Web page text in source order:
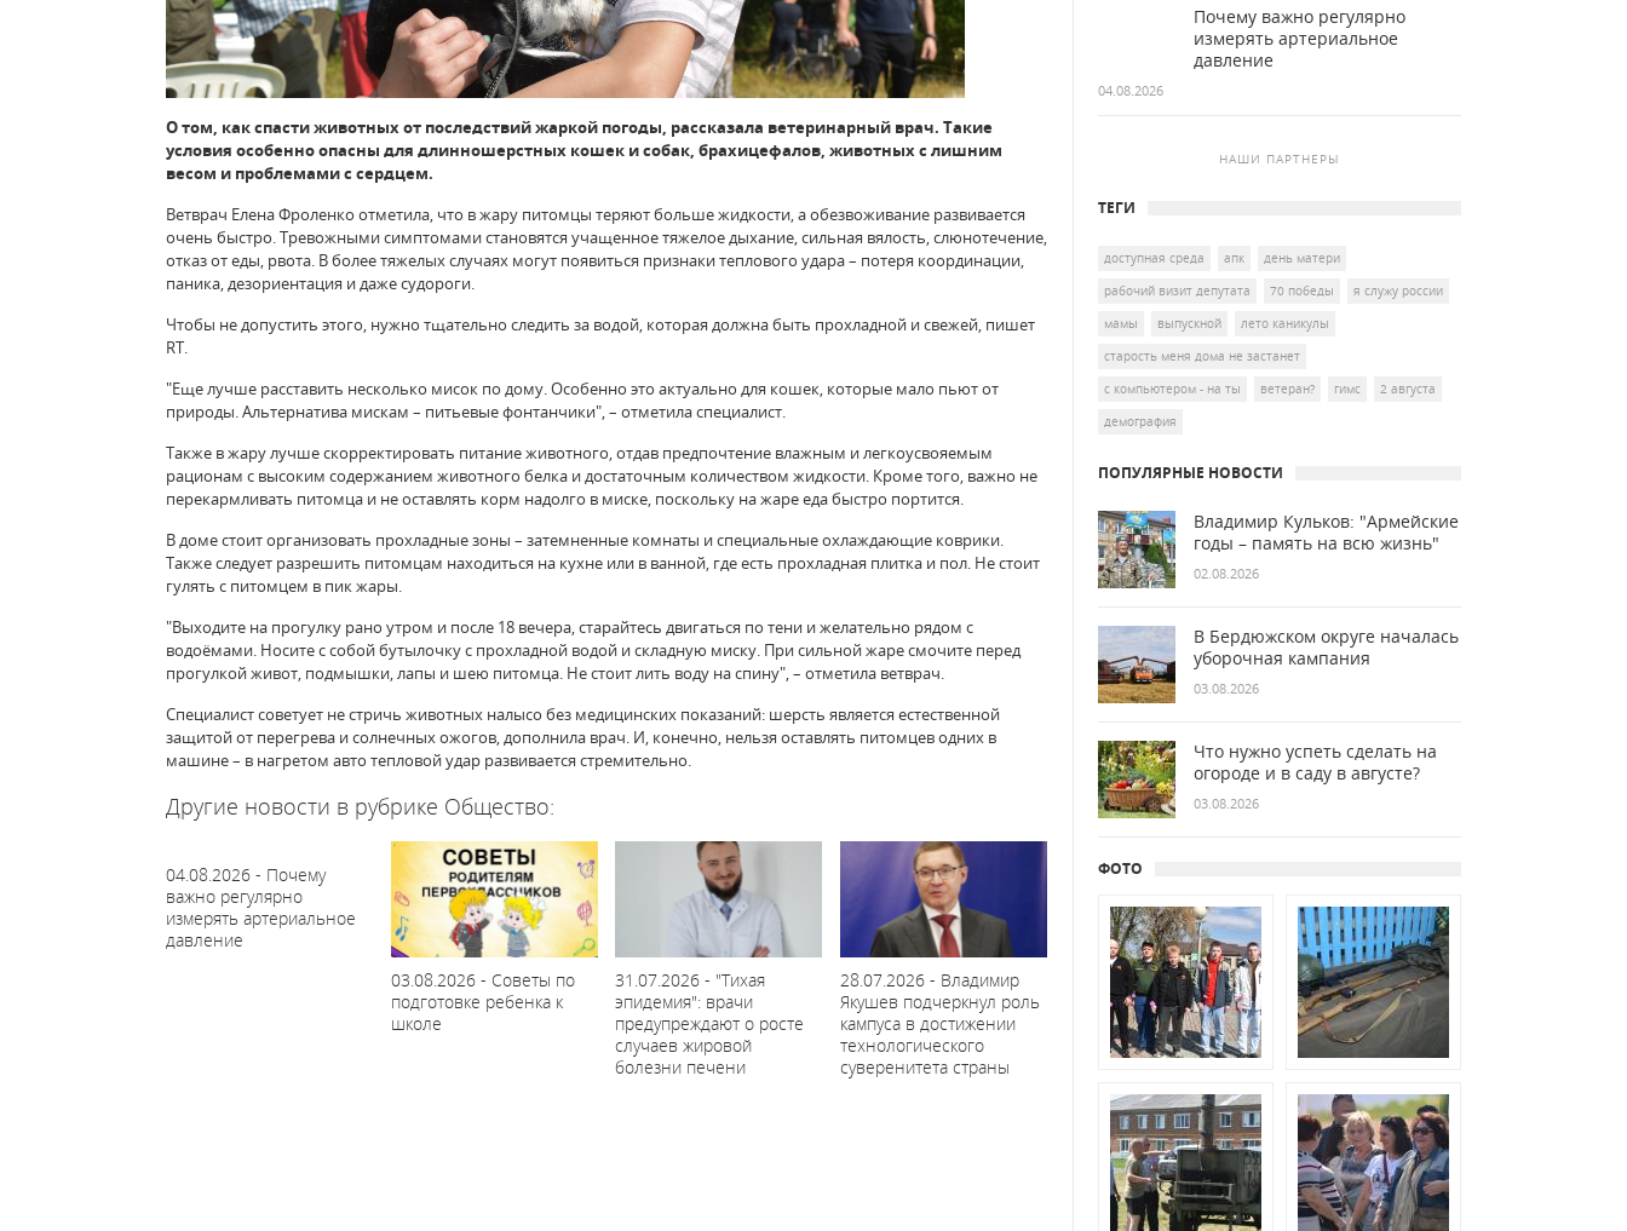
О том, как спасти животных от последствий жаркой погоды, рассказала ветеринарный врач. Такие
условия особенно опасны для длинношерстных кошек и собак, брахицефалов, животных с лишним
весом и проблемами с сердцем.
Ветврач Елена Фроленко отметила, что в жару питомцы теряют больше жидкости, а обезвоживание развивается
очень быстро. Тревожными симптомами становятся учащенное тяжелое дыхание, сильная вялость, слюнотечение,
отказ от еды, рвота. В более тяжелых случаях могут появиться признаки теплового удара – потеря координации,
паника, дезориентация и даже судороги.
Чтобы не допустить этого, нужно тщательно следить за водой, которая должна быть прохладной и свежей, пишет
RT.
"Еще лучше расставить несколько мисок по дому. Особенно это актуально для кошек, которые мало пьют от
природы. Альтернатива мискам – питьевые фонтанчики", – отметила специалист.
Также в жару лучше скорректировать питание животного, отдав предпочтение влажным и легкоусвояемым
рационам с высоким содержанием животного белка и достаточным количеством жидкости. Кроме того, важно не
перекармливать питомца и не оставлять корм надолго в миске, поскольку на жаре еда быстро портится.
В доме стоит организовать прохладные зоны – затемненные комнаты и специальные охлаждающие коврики.
Также следует разрешить питомцам находиться на кухне или в ванной, где есть прохладная плитка и пол. Не стоит
гулять с питомцем в пик жары.
"Выходите на прогулку рано утром и после 18 вечера, старайтесь двигаться по тени и желательно рядом с
водоёмами. Носите с собой бутылочку с прохладной водой и складную миску. При сильной жаре смочите перед
прогулкой живот, подмышки, лапы и шею питомца. Не стоит лить воду на спину", – отметила ветврач.
Специалист советует не стричь животных налысо без медицинских показаний: шерсть является естественной
защитой от перегрева и солнечных ожогов, дополнила врач. И, конечно, нельзя оставлять питомцев одних в
машине – в нагретом авто тепловой удар развивается стремительно.
Другие новости в рубрике Общество:
04.08.2026 - Почему
важно регулярно
измерять артериальное
давление
03.08.2026 - Советы по
подготовке ребенка к
школе
31.07.2026 - "Тихая
эпидемия": врачи
предупреждают о росте
случаев жировой
болезни печени
28.07.2026 - Владимир
Якушев подчеркнул роль
кампуса в достижении
технологического
суверенитета страны
Почему важно регулярно
измерять артериальное
давление
04.08.2026
НАШИ ПАРТНЕРЫ
ТЕГИ
доступная среда апк
день матери
рабочий визит депутата
70 победы
я служу россии
мамы
выпускной
лето каникулы
старость меня дома не застанет
с компьютером - на ты
ветеран? гимс
2 августа
демография
ПОПУЛЯРНЫЕ НОВОСТИ
Владимир Кульков: "Армейские
годы – память на всю жизнь"
02.08.2026
В Бердюжском округе началась
уборочная кампания
03.08.2026
Что нужно успеть сделать на
огороде и в саду в августе?
03.08.2026
ФОТО